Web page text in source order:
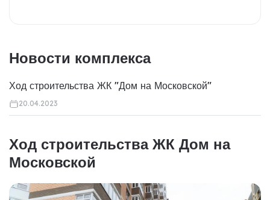
Новости комплекса
Ход строительства ЖК "Дом на Московской"
20.04.2023
Ход строительства ЖК Дом на
Московской